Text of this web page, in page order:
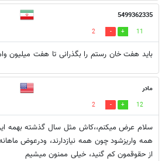
5499362335
11
2
باید هفت خان رستم را بگذرانی تا هفت میلیون
مادر
12
2
سلام عرض میکنم،،کاش مثل سال گذشته بهمه
همه واریزشود چون همه نیازدارند، ودرعوض
از حقوقمون کم گنید، خیلی ممنون میشیم